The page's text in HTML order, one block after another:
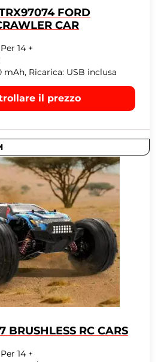
FORD
CAR
14 +
mAh, Ricarica: USB inclusa
il prezzo
BRUSHLESS RC CARS
14 +